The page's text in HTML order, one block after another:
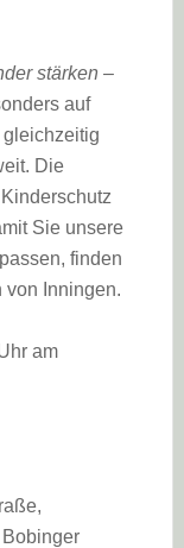
stärken –
auf
Die
Sie unsere
finden
von Inningen.
am